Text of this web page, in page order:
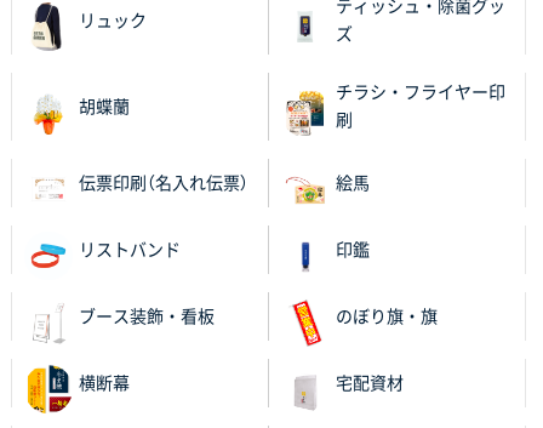
兵庫県のお客様
100枚
ロゴが入れられること
ECOワンポイントポリ袋 A4サイズ（白）
他部署のスタッフからの指示
兵庫県S社様
A4箔押し名入れクリアファイル
以前発注しているので、データが残っている点が良か
リュック
ティッシュ・除菌グッ
ズ
胡蝶蘭
チラシ・フライヤー印
刷
伝票印刷（名入れ伝票） 絵馬
リストバンド 印鑑
ブース装飾・看板 のぼり旗・旗
横断幕 宅配資材